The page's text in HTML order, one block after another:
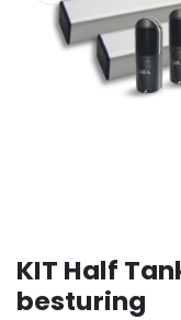
KIT Half
besturing